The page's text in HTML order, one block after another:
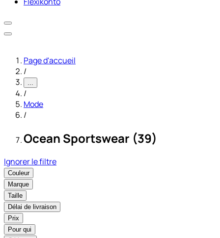
Page d'accueil
/
...
/
Mode
/
Ocean Sportswear (39)
Ignorer le filtre
Couleur
Marque
Taille
Délai de livraison
Prix
Pour qui